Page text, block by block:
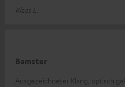
Klaas L.
Bamster
Ausgezeichneter Klang, optisch